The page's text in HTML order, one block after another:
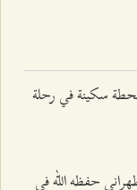
سكينة في رحلة
حفظه الله في